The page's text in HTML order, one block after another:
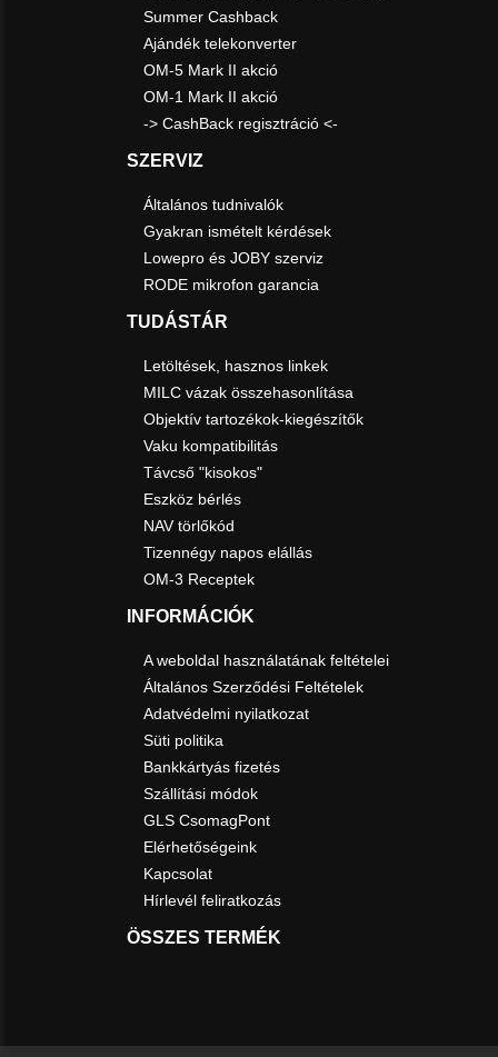
Summer Cashback
Ajándék telekonverter
OM-5 Mark II akció
OM-1 Mark II akció
-> CashBack regisztráció <-
SZERVIZ
Általános tudnivalók
Gyakran ismételt kérdések
Lowepro és JOBY szerviz
RODE mikrofon garancia
TUDÁSTÁR
Letöltések, hasznos linkek
MILC vázak összehasonlítása
Objektív tartozékok-kiegészítők
Vaku kompatibilitás
Távcső "kisokos"
Eszköz bérlés
NAV törlőkód
Tizennégy napos elállás
OM-3 Receptek
INFORMÁCIÓK
A weboldal használatának feltételei
Általános Szerződési Feltételek
Adatvédelmi nyilatkozat
Süti politika
Bankkártyás fizetés
Szállítási módok
GLS CsomagPont
Elérhetőségeink
Kapcsolat
Hírlevél feliratkozás
ÖSSZES TERMÉK